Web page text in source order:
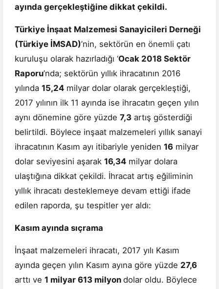
ayında gerçekleştiğine dikkat çekildi.
Türkiye İnşaat Malzemesi Sanayicileri Derneği
(Türkiye İMSAD)’nin, sektörün en önemli çatı
kuruluşu olarak hazırladığı ‘Ocak 2018 Sektör
Raporu’nda; sektörün yıllık ihracatının 2016
yılında 15,24 milyar dolar olarak gerçekleştiği,
2017 yılının ilk 11 ayında ise ihracatın geçen yılın
aynı dönemine göre yüzde 7,3 artış gösterdiği
belirtildi. Böylece inşaat malzemeleri yıllık sanayi
ihracatının Kasım ayı itibariyle yeniden 16 milyar
dolar seviyesini aşarak 16,34 milyar dolara
ulaştığına dikkat çekildi. İhracat artış eğiliminin
yıllık ihracatı desteklemeye devam ettiği ifade
edilen raporda, şu tespitler yer aldı:
Kasım ayında sıçrama
İnşaat malzemeleri ihracatı, 2017 yılı Kasım
ayında geçen yılın Kasım ayına göre yüzde 27,6
arttı ve 1 milyar 613 milyon dolar oldu. Böylece